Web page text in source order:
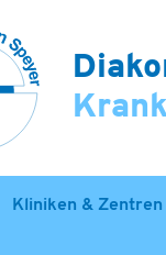
Kliniken & Zentren